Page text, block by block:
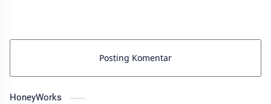
Posting Komentar
HoneyWorks